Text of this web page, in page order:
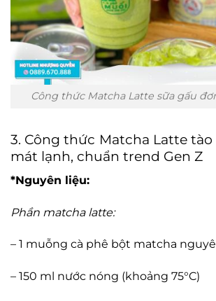
Công thức Matcha Latte sữa gấu
3. Công thức Matcha Latte
mát lạnh, chuẩn trend Gen Z
*Nguyên liệu:
Phần matcha latte:
– 1 muỗng cà phê bột matcha
– 150 ml nước nóng (khoảng 75°C)